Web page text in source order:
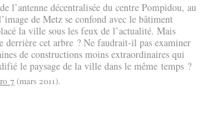
l’antenne décentralisée du centre Pompidou, au
de Metz se confond avec le bâtiment
la ville sous les feux de l’actualité. Mais
derrière cet arbre ? Ne faudrait-il pas examiner
de constructions moins extraordinaires qui
le paysage de la ville dans le même temps ?
7 (mars 2011).